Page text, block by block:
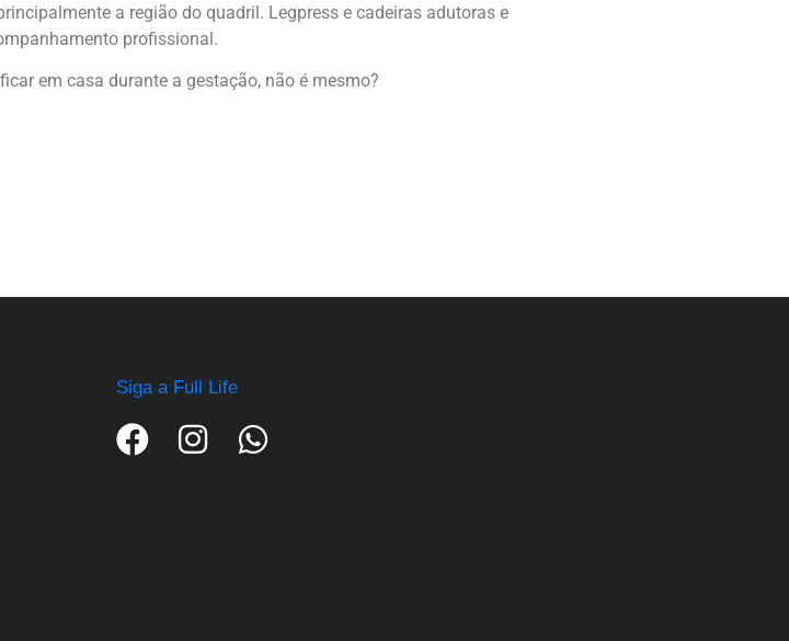
a região do quadril. Legpress e cadeiras adutoras e
profissional.
em casa durante a gestação, não é mesmo?
Siga a Full Life